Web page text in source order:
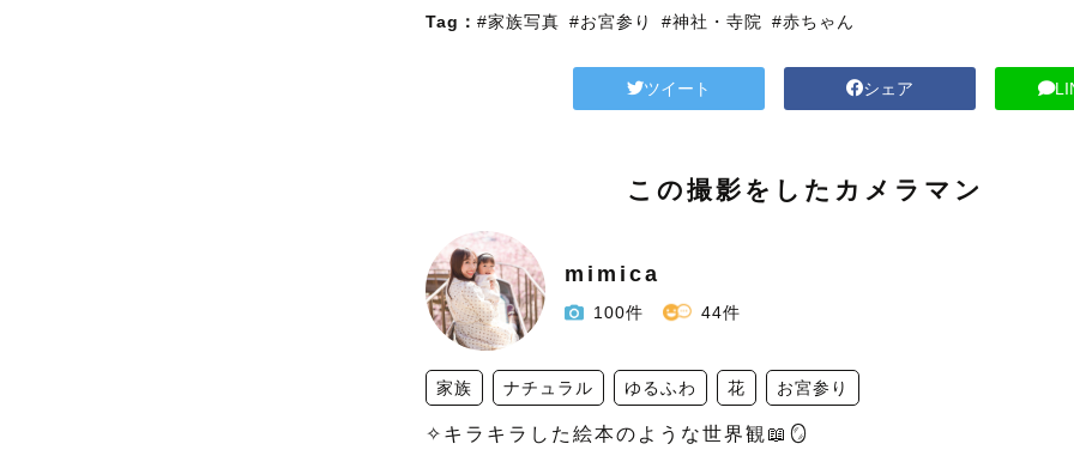
Tag： #家族写真 #お宮参り #神社・寺院 #赤ちゃん
ツイート シェア
この撮影をしたカメラマン
mimica
100件 44件
家族 ナチュラル ゆるふわ 花 お宮参り
✧︎キラキラした絵本のような世界観📖🪞